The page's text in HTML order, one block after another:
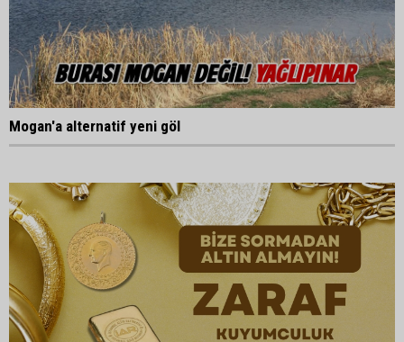
Mogan'a alternatif yeni göl